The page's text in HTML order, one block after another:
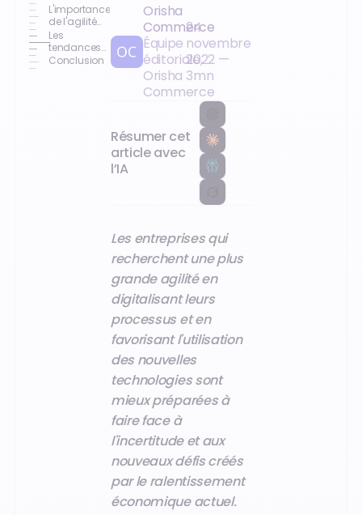
L'importance
de l'agilité
pour la
réussite des
entreprises
Les
tendances
du
Conclusion
Orisha
Commerce
Équipe
éditoriale,
Orisha
Commerce
24
novembre
2022 —
3mn
Résumer cet
article avec
l’IA
Les entreprises qui
recherchent une plus
grande agilité en
digitalisant leurs
processus et en
favorisant l'utilisation
des nouvelles
technologies sont
mieux préparées à
faire face à
l'incertitude et aux
nouveaux défis créés
par le ralentissement
économique actuel.